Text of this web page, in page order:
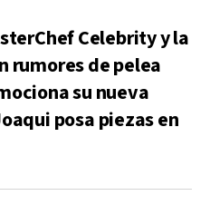
Celebrity y la
rumores de pelea
su nueva
posa piezas en